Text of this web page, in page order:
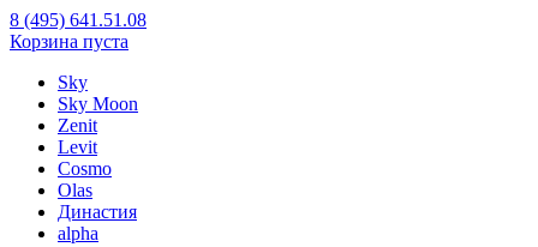
8 (495) 641.51.08
Корзина пуста
Sky
Sky Moon
Zenit
Levit
Cosmo
Olas
Династия
alpha